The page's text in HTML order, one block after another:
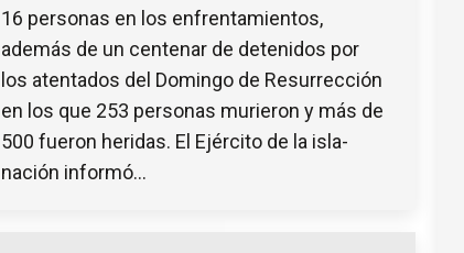
16 personas en los enfrentamientos,
además de un centenar de detenidos por
los atentados del Domingo de Resurrección
en los que 253 personas murieron y más de
500 fueron heridas. El Ejército de la isla-
nación informó…